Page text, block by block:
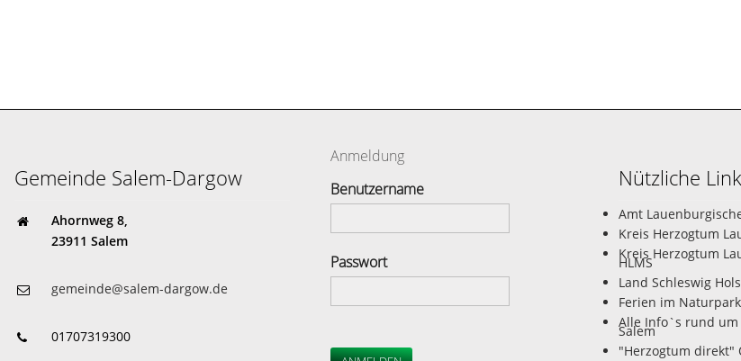
Gemeinde Salem-Dargow
Ahornweg 8,
23911 Salem
gemeinde@salem-dargow.de
01707319300
Anmeldung
Benutzername
Passwort
Nützliche
Amt
Kreis Herzogtum
Kreis Herzogtum
HLMS
Land Schleswig
Ferien im
Alle Info`s rund um
Salem
"Herzogtum direkt"